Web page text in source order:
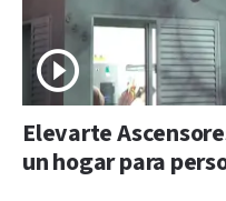
Elevarte
un hogar para